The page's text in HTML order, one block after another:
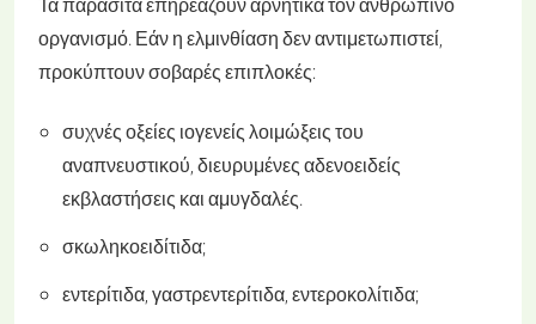
οργανισμό. Εάν η ελμινθίαση δεν αντιμετωπιστεί,
προκύπτουν σοβαρές επιπλοκές:
συχνές οξείες ιογενείς λοιμώξεις του
αναπνευστικού, διευρυμένες αδενοειδείς
εκβλαστήσεις και αμυγδαλές.
σκωληκοειδίτιδα;
εντερίτιδα, γαστρεντερίτιδα, εντεροκολίτιδα;